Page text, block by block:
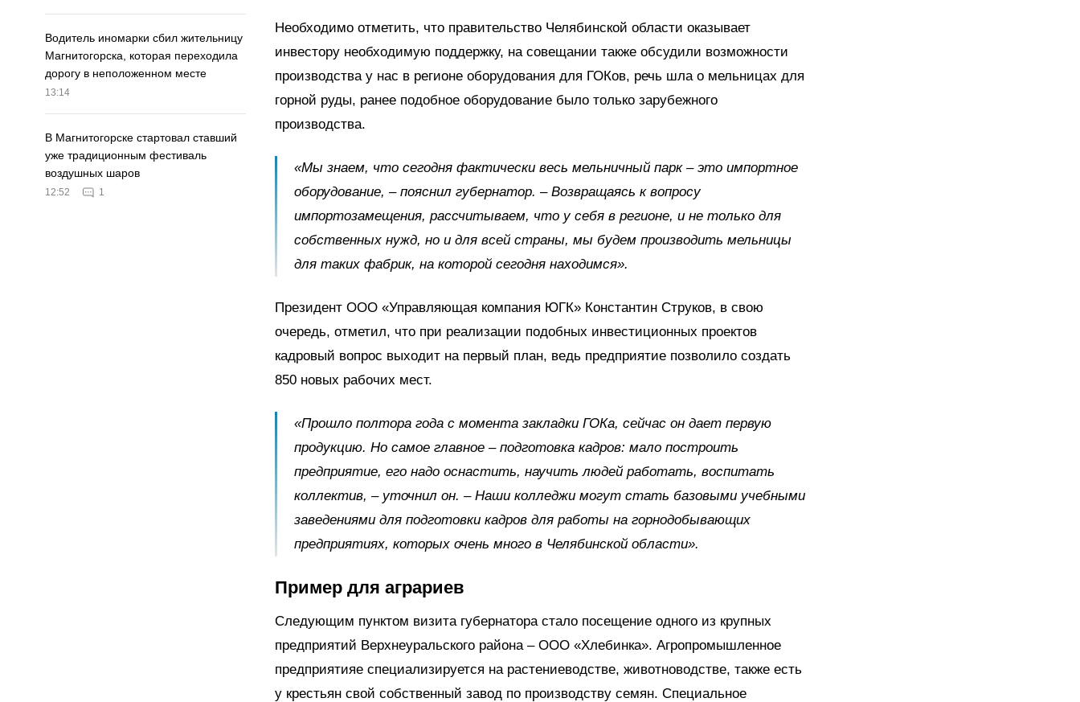
Водитель иномарки сбил жительницу
Магнитогорска, которая переходила
дорогу в неположенном месте
13:14
В Магнитогорске стартовал ставший
уже традиционным фестиваль
воздушных шаров
12:52 1
Необходимо отметить, что правительство Челябинской области оказывает
инвестору необходимую поддержку, на совещании также обсудили возможности
производства у нас в регионе оборудования для ГОКов, речь шла о мельницах для
горной руды, ранее подобное оборудование было только зарубежного
производства.
«Мы знаем, что сегодня фактически весь мельничный парк – это импортное
оборудование, – пояснил губернатор. – Возвращаясь к вопросу
импортозамещения, рассчитываем, что у себя в регионе, и не только для
собственных нужд, но и для всей страны, мы будем производить мельницы
для таких фабрик, на которой сегодня находимся».
Президент ООО «Управляющая компания ЮГК» Константин Струков, в свою
очередь, отметил, что при реализации подобных инвестиционных проектов
кадровый вопрос выходит на первый план, ведь предприятие позволило создать
850 новых рабочих мест.
«Прошло полтора года с момента закладки ГОКа, сейчас он дает первую
продукцию. Но самое главное – подготовка кадров: мало построить
предприятие, его надо оснастить, научить людей работать, воспитать
коллектив, – уточнил он. – Наши колледжи могут стать базовыми учебными
заведениями для подготовки кадров для работы на горнодобывающих
предприятиях, которых очень много в Челябинской области».
Пример для аграриев
Следующим пунктом визита губернатора стало посещение одного из крупных
предприятий Верхнеуральского района – ООО «Хлебинка». Агропромышленное
предприятияе специализируется на растениеводстве, животноводстве, также есть
у крестьян свой собственный завод по производству семян. Специальное